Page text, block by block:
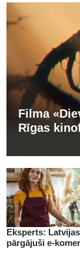
Filma
Rīgas
Eksperts:
pārgājuši e-